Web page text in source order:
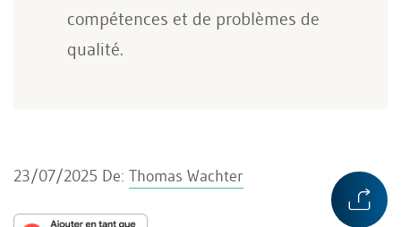
compétences et de problèmes de
qualité.
23/07/2025 De: Thomas Wachter